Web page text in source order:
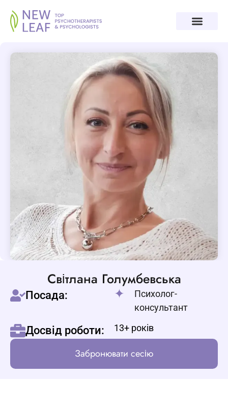
Світлана Голумбевська
Посада:
Психолог-
консультант
Досвід роботи: 13+ років
Забронювати сесію